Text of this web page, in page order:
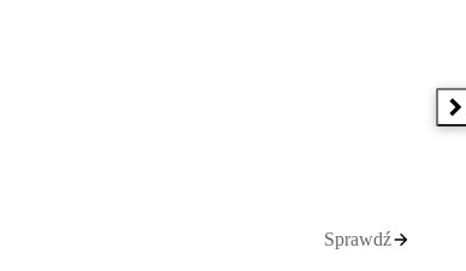
Sprawdź